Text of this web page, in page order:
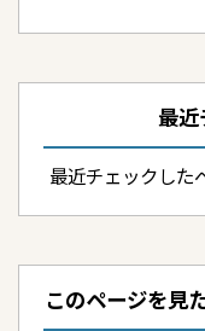
最
最近チェックした
このページを見